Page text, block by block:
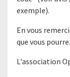
exemple).
En vous
que vous
L'association